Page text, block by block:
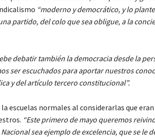
“moderno y democrático, y lo
partido, del colo que sea obligue, a la
debatir también la democracia desde la
ser escuchados para aportar nuestros
y del artículo tercero constitucional”.
escuelas normales al considerarlas que eran
“Este primero de mayo queremos
sea ejemplo de excelencia, que se le